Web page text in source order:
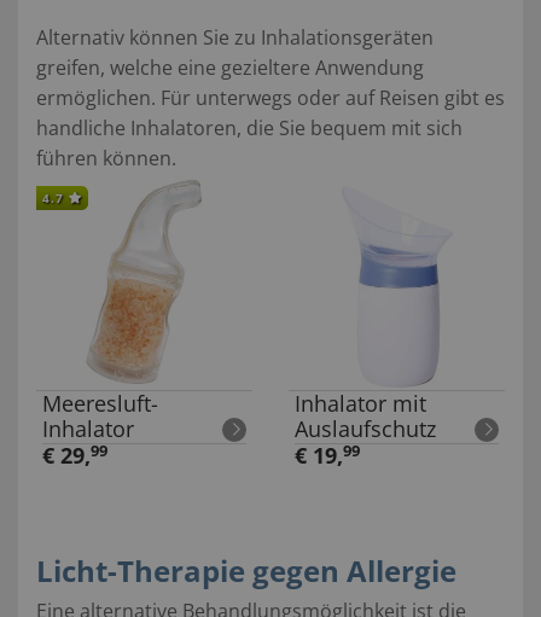
Alternativ können Sie zu Inhalationsgeräten
greifen, welche eine gezieltere Anwendung
ermöglichen. Für unterwegs oder auf Reisen gibt es
handliche Inhalatoren, die Sie bequem mit sich
führen können.
4.7
Meeresluft-
Inhalator
€ 29,99
Inhalator mit
Auslaufschutz
€ 19,99
Licht-Therapie gegen Allergie
Eine alternative Behandlungsmöglichkeit ist die